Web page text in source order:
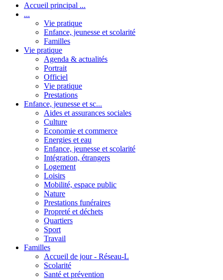
Accueil principal ...
...
Vie pratique
Enfance, jeunesse et scolarité
Familles
Vie pratique
Agenda & actualités
Portrait
Officiel
Vie pratique
Prestations
Enfance, jeunesse et sc...
Aides et assurances sociales
Culture
Economie et commerce
Energies et eau
Enfance, jeunesse et scolarité
Intégration, étrangers
Logement
Loisirs
Mobilité, espace public
Nature
Prestations funéraires
Propreté et déchets
Quartiers
Sport
Travail
Familles
Accueil de jour - Réseau-L
Scolarité
Santé et prévention